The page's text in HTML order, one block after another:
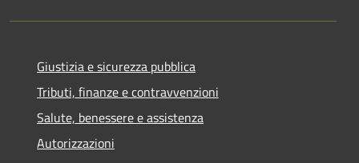
Giustizia e sicurezza pubblica
Tributi, finanze e contravvenzioni
Salute, benessere e assistenza
Autorizzazioni